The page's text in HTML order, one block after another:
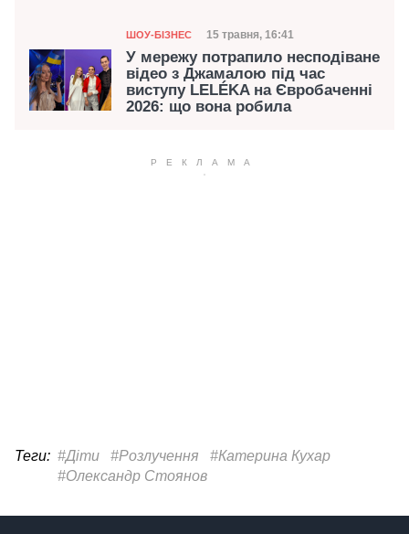
Категорія
ШОУ-БІЗНЕС Дата публікації
15 травня, 16:41
У мережу потрапило несподіване
відео з Джамалою під час
виступу LELÉKA на Євробаченні
2026: що вона робила
Теги: #Діти #Розлучення
#Катерина Кухар
#Олександр Стоянов